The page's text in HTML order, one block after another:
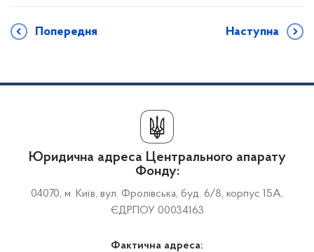
Попередня Наступна
Юридична адреса Центрального апарату
Фонду:
04070, м. Київ, вул. Фролівська, буд. 6/8, корпус 15А,
ЄДРПОУ 00034163
Фактична адреса: